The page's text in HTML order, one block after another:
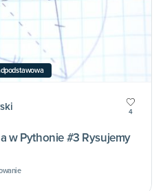
4
w Pythonie #3 Rysujemy